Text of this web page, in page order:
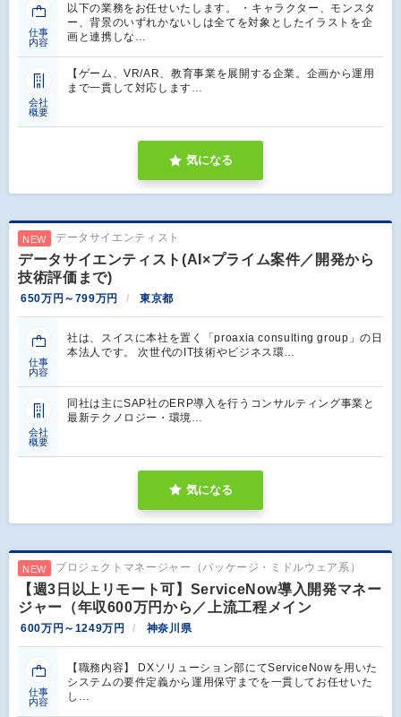
仕事
内容
以下の業務をお任せいたします。 ・キャラクター、モンスタ
ー、背景のいずれかないしは全てを対象としたイラストを企
画と連携しな…
会社
概要
【ゲーム、VR/AR、教育事業を展開する企業。企画から運用
まで一貫して対応します…
気になる
NEW データサイエンティスト
データサイエンティスト(AI×プライム案件／開発から
技術評価まで)
650万円～799万円 東京都
仕事
内容
社は、スイスに本社を置く「proaxia consulting group」の日
本法人です。 次世代のIT技術やビジネス環…
会社
概要
同社は主にSAP社のERP導入を行うコンサルティング事業と
最新テクノロジー・環境…
気になる
NEW プロジェクトマネージャー（パッケージ・ミドルウェア系）
【週3日以上リモート可】ServiceNow導入開発マネー
ジャー（年収600万円から／上流工程メイン
600万円～1249万円 神奈川県
仕事
内容
【職務内容】 DXソリューション部にてServiceNowを用いた
システムの要件定義から運用保守までを一貫してお任せいた
し…